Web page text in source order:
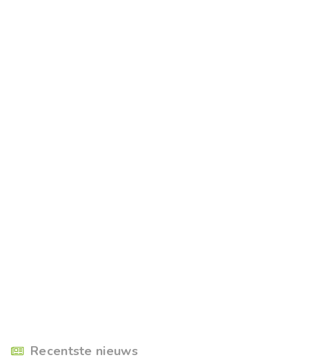
Recentste nieuws